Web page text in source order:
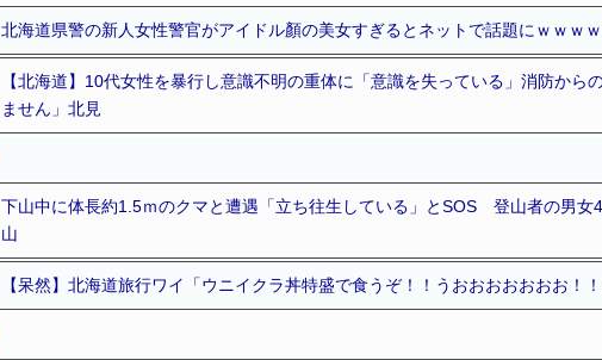
北海道県警の新人女性警官がアイドル顏の美女すぎるとネットで話題にｗｗｗ
【北海道】10代女性を暴行し意識不明の重体に「意識を失っている」消防か
ません」北見
下山中に体長約1.5ｍのクマと遭遇「立ち往生している」とSOS 登山者の男
山
【呆然】北海道旅行ワイ「ウニイクラ丼特盛で食うぞ！！うおおおおおおお！